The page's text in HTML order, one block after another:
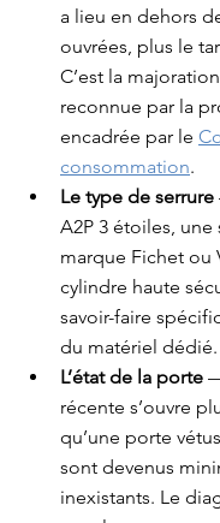
a lieu en dehors
ouvrées, plus le
C’est la
reconnue par la
encadrée par le
consommation.
Le type de serrure
A2P 3 étoiles, une
marque Fichet ou
cylindre haute
savoir-faire
du matériel dédié.
L’état de la porte
récente s’ouvre
qu’une porte
sont devenus
inexistants. Le